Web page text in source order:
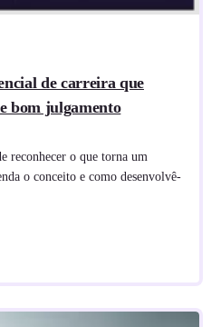
de carreira que
bom julgamento
reconhecer o que torna um
o conceito e como desenvolvê-